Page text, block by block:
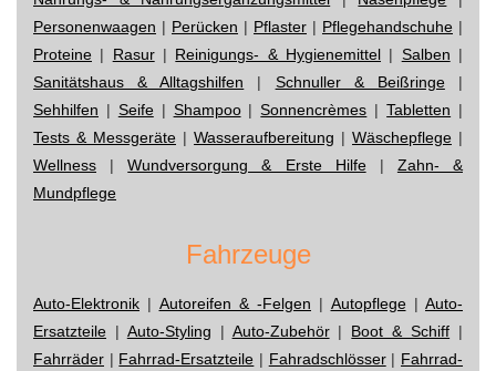
Personenwaagen | Perücken | Pflaster | Pflegehandschuhe |
Proteine | Rasur| Reinigungs- & Hygienemittel | Salben |
Sanitätshaus & Alltagshilfen | Schnuller & Beißringe|
Sehhilfen | Seife| Shampoo|Sonnencrèmes |Tabletten |
Tests & Messgeräte | Wasseraufbereitung | Wäschepflege |
Wellness |Wundversorgung & Erste Hilfe| Zahn- &
Mundpflege
Fahrzeuge
Auto-Elektronik | Autoreifen & -Felgen | Autopflege| Auto-
Ersatzteile | Auto-Styling | Auto-Zubehör| Boot & Schiff |
Fahrräder | Fahrrad-Ersatzteile | Fahradschlösser| Fahrrad-